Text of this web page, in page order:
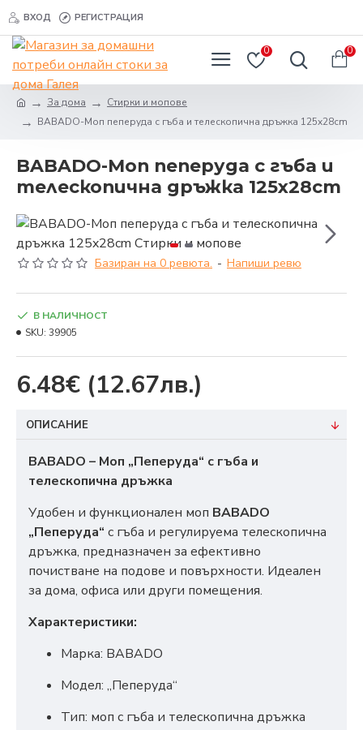
ВХОД РЕГИСТРАЦИЯ
0 0
За дома
Стирки и мопове
BABADO-Моп пеперуда с гъба и телескопична дръжка 125x28cm
BABADO-Моп пеперуда с гъба и
телескопична дръжка 125x28cm
Базиран на 0 ревюта. - Напиши ревю
6.48€ (12.67лв.)
В НАЛИЧНОСТ
SKU: 39905
ОПИСАНИЕ
BABADO – Моп „Пеперуда“ с гъба и
телескопична дръжка
Удобен и функционален моп BABADO
„Пеперуда“ с гъба и регулируема телескопична
дръжка, предназначен за ефективно
почистване на подове и повърхности. Идеален
за дома, офиса или други помещения.
Характеристики:
Марка: BABADO
Модел: „Пеперуда“
Тип: моп с гъба и телескопична дръжка